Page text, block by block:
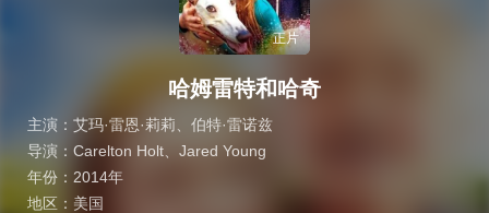
正片
哈姆雷特和哈奇
主演： 艾玛·雷恩·莉莉
伯特·雷诺兹
导演： Carelton Holt
Jared Young
年份： 2014年
地区： 美国